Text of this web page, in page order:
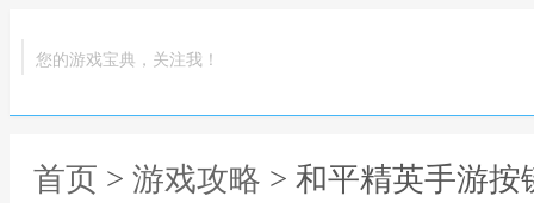
您的游戏宝典，关注我！
首页 > 游戏攻略 > 和平精英手游